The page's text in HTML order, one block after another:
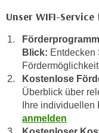
Unser WIFI-Service
Blick: Entdecken
Kostenlose
Überblick über
Ihre individuellen
anmelden